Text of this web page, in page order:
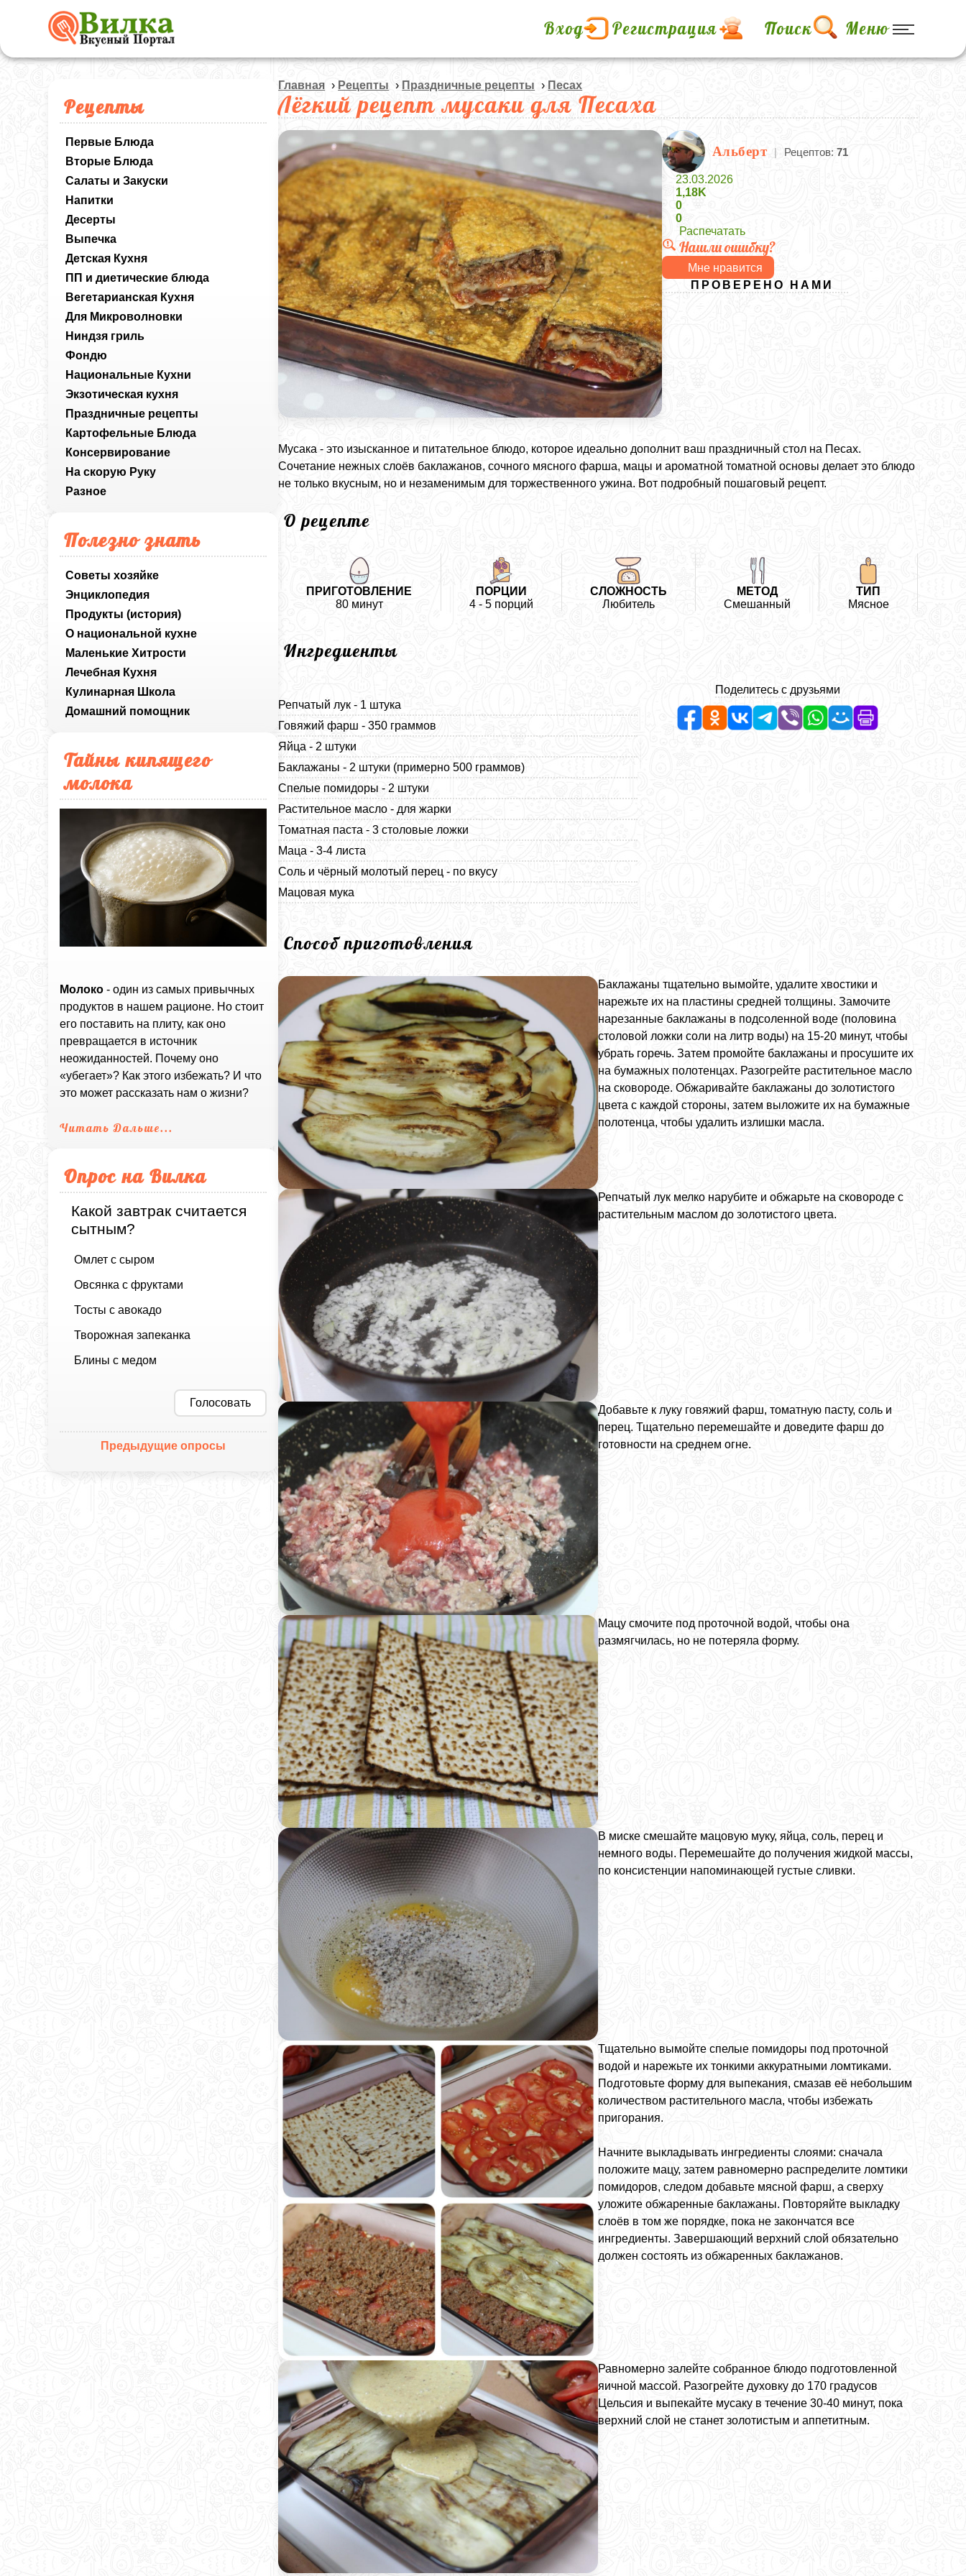
Вход Регистрация Поиск Меню
Рецепты
Первые Блюда
Вторые Блюда
Салаты и Закуски
Напитки
Десерты
Выпечка
Детская Кухня
ПП и диетические блюда
Вегетарианская Кухня
Для Микроволновки
Ниндзя гриль
Фондю
Национальные Кухни
Экзотическая кухня
Праздничные рецепты
Картофельные Блюда
Консервирование
На скорую Руку
Разное
Полезно знать
Советы хозяйке
Энциклопедия
Продукты (история)
О национальной кухне
Маленькие Хитрости
Лечебная Кухня
Кулинарная Школа
Домашний помощник
Тайны кипящего
молока
Молоко - один из самых привычных
продуктов в нашем рационе. Но стоит
его поставить на плиту, как оно
превращается в источник
неожиданностей. Почему оно
«убегает»? Как этого избежать? И что
это может рассказать нам о жизни?
Читать Дальше...
Опрос на Вилка
Какой завтрак считается
сытным?
Омлет с сыром
Овсянка с фруктами
Тосты с авокадо
Творожная запеканка
Блины с медом
Голосовать
Предыдущие опросы
Главная › Рецепты › Праздничные рецепты › Песах
Лёгкий рецепт мусаки для Песаха
Альберт | Рецептов:71
23.03.2026
1,18K
0
0
Распечатать
Нашли ошибку?
Мне нравится
ПРОВЕРЕНО НАМИ
Мусака - это изысканное и питательное блюдо, которое идеально дополнит ваш праздничный стол на Песах.
Сочетание нежных слоёв баклажанов, сочного мясного фарша, мацы и ароматной томатной основы делает это блюдо
не только вкусным, но и незаменимым для торжественного ужина. Вот подробный пошаговый рецепт.
О рецепте
ПРИГОТОВЛЕНИЕ
80 минут
ПОРЦИИ
4 - 5 порций
СЛОЖНОСТЬ
Любитель
МЕТОД
Смешанный
ТИП
Мясное
Ингредиенты
Репчатый лук - 1 штука
Говяжий фарш - 350 граммов
Яйца - 2 штуки
Баклажаны - 2 штуки (примерно 500 граммов)
Спелые помидоры - 2 штуки
Растительное масло - для жарки
Томатная паста - 3 столовые ложки
Маца - 3-4 листа
Соль и чёрный молотый перец - по вкусу
Мацовая мука
Поделитесь с друзьями
Способ приготовления
Баклажаны тщательно вымойте, удалите хвостики и
нарежьте их на пластины средней толщины. Замочите
нарезанные баклажаны в подсоленной воде (половина
столовой ложки соли на литр воды) на 15-20 минут, чтобы
убрать горечь. Затем промойте баклажаны и просушите их
на бумажных полотенцах. Разогрейте растительное масло
на сковороде. Обжаривайте баклажаны до золотистого
цвета с каждой стороны, затем выложите их на бумажные
полотенца, чтобы удалить излишки масла.
Репчатый лук мелко нарубите и обжарьте на сковороде с
растительным маслом до золотистого цвета.
Добавьте к луку говяжий фарш, томатную пасту, соль и
перец. Тщательно перемешайте и доведите фарш до
готовности на среднем огне.
Мацу смочите под проточной водой, чтобы она
размягчилась, но не потеряла форму.
В миске смешайте мацовую муку, яйца, соль, перец и
немного воды. Перемешайте до получения жидкой массы,
по консистенции напоминающей густые сливки.
Тщательно вымойте спелые помидоры под проточной
водой и нарежьте их тонкими аккуратными ломтиками.
Подготовьте форму для выпекания, смазав её небольшим
количеством растительного масла, чтобы избежать
пригорания.
Начните выкладывать ингредиенты слоями: сначала
положите мацу, затем равномерно распределите ломтики
помидоров, следом добавьте мясной фарш, а сверху
уложите обжаренные баклажаны. Повторяйте выкладку
слоёв в том же порядке, пока не закончатся все
ингредиенты. Завершающий верхний слой обязательно
должен состоять из обжаренных баклажанов.
Равномерно залейте собранное блюдо подготовленной
яичной массой. Разогрейте духовку до 170 градусов
Цельсия и выпекайте мусаку в течение 30-40 минут, пока
верхний слой не станет золотистым и аппетитным.